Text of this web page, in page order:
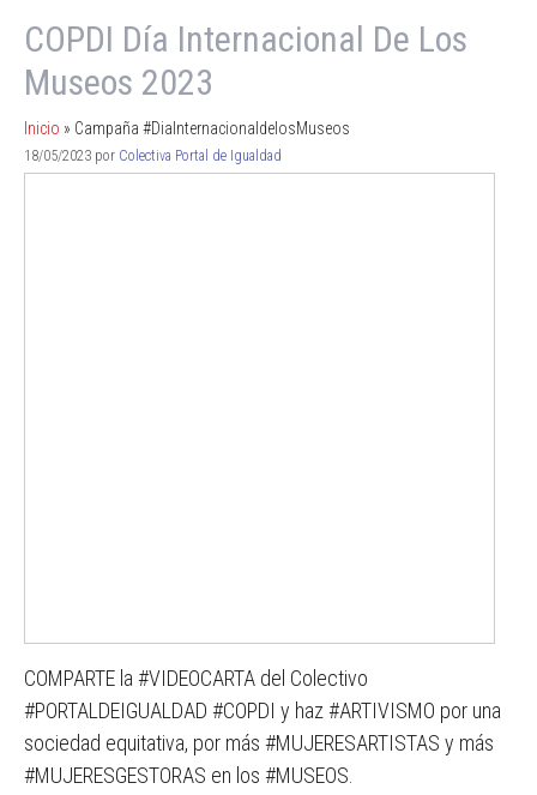
COPDI Día Internacional De Los
Museos 2023
Inicio » Campaña #DiaInternacionaldelosMuseos
18/05/2023 por Colectiva Portal de Igualdad
COMPARTE la #VIDEOCARTA del Colectivo
#PORTALDEIGUALDAD #COPDI y haz #ARTIVISMO por una
sociedad equitativa, por más #MUJERESARTISTAS y más
#MUJERESGESTORAS en los #MUSEOS.